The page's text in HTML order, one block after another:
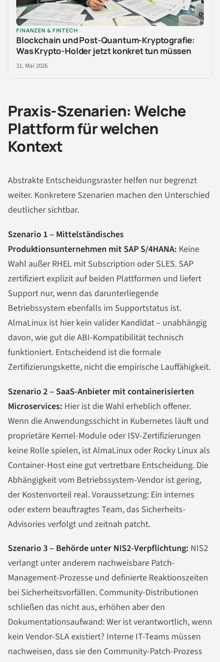
FINANZEN & FINTECH
Blockchain und Post-Quantum-Kryptografie:
Was Krypto-Holder jetzt konkret tun müssen
31. Mai 2026
Praxis-Szenarien: Welche
Plattform für welchen
Kontext
Abstrakte Entscheidungsraster helfen nur begrenzt
weiter. Konkretere Szenarien machen den Unterschied
deutlicher sichtbar.
Szenario 1 – Mittelständisches
Produktionsunternehmen mit SAP S/4HANA: Keine
Wahl außer RHEL mit Subscription oder SLES. SAP
zertifiziert explizit auf beiden Plattformen und liefert
Support nur, wenn das darunterliegende
Betriebssystem ebenfalls im Supportstatus ist.
AlmaLinux ist hier kein valider Kandidat – unabhängig
davon, wie gut die ABI-Kompatibilität technisch
funktioniert. Entscheidend ist die formale
Zertifizierungskette, nicht die empirische Lauffähigkeit.
Szenario 2 – SaaS-Anbieter mit containerisierten
Microservices: Hier ist die Wahl erheblich offener.
Wenn die Anwendungsschicht in Kubernetes läuft und
proprietäre Kernel-Module oder ISV-Zertifizierungen
keine Rolle spielen, ist AlmaLinux oder Rocky Linux als
Container-Host eine gut vertretbare Entscheidung. Die
Abhängigkeit vom Betriebssystem-Vendor ist gering,
der Kostenvorteil real. Voraussetzung: Ein internes
oder extern beauftragtes Team, das Sicherheits-
Advisories verfolgt und zeitnah patcht.
Szenario 3 – Behörde unter NIS2-Verpflichtung: NIS2
verlangt unter anderem nachweisbare Patch-
Management-Prozesse und definierte Reaktionszeiten
bei Sicherheitsvorfällen. Community-Distributionen
schließen das nicht aus, erhöhen aber den
Dokumentationsaufwand: Wer ist verantwortlich, wenn
kein Vendor-SLA existiert? Interne IT-Teams müssen
nachweisen, dass sie den Community-Patch-Prozess